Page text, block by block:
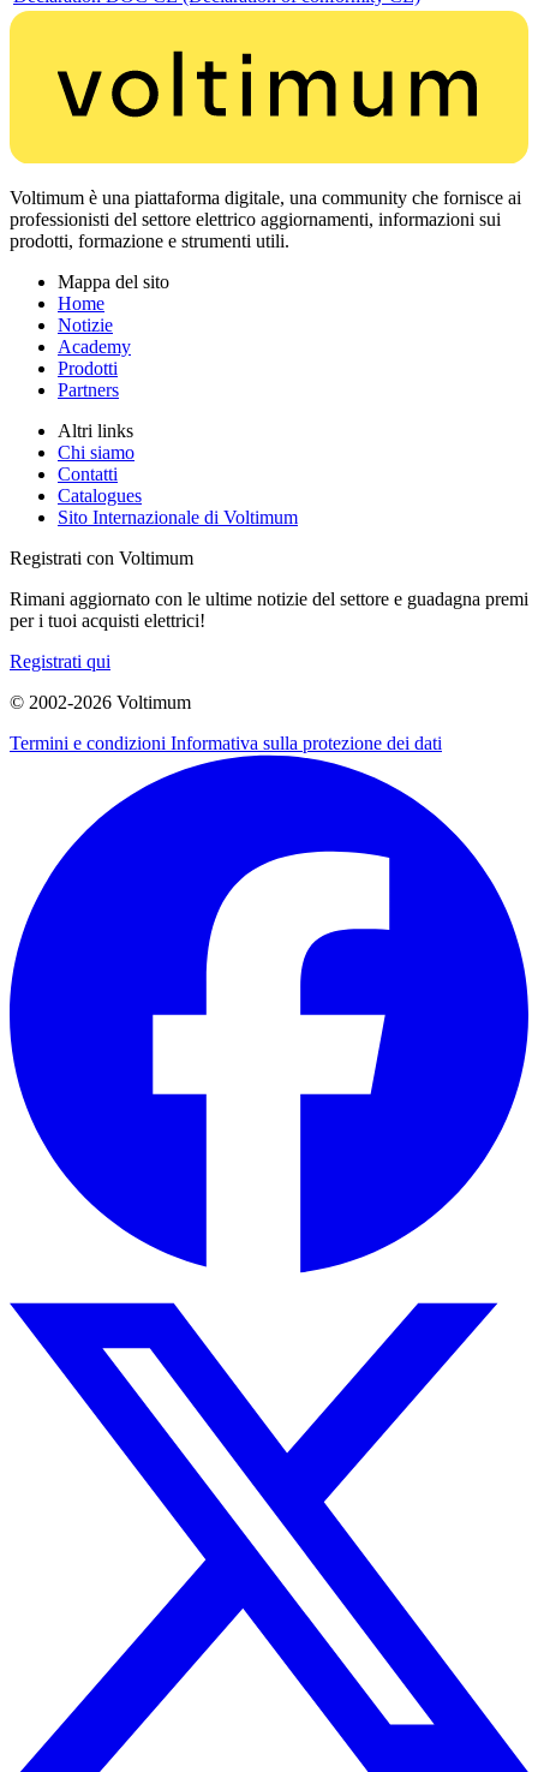
Voltimum è una piattaforma digitale, una community che fornisce ai
professionisti del settore elettrico aggiornamenti, informazioni sui
prodotti, formazione e strumenti utili.
Mappa del sito
Home
Notizie
Academy
Prodotti
Partners
Altri links
Chi siamo
Contatti
Catalogues
Sito Internazionale di Voltimum
Registrati con Voltimum
Rimani aggiornato con le ultime notizie del settore e guadagna premi
per i tuoi acquisti elettrici!
Registrati qui
© 2002-2026 Voltimum
Termini e condizioni Informativa sulla protezione dei dati